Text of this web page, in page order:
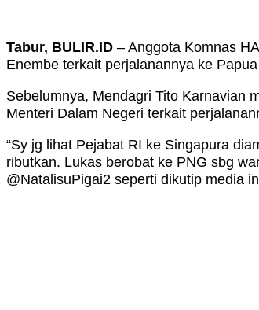
Tabur, BULIR.ID – Anggota Komnas
Enembe terkait perjalanannya ke
Sebelumnya, Mendagri Tito Karnavian
Menteri Dalam Negeri terkait
“Sy jg lihat Pejabat RI ke Singapura
ributkan. Lukas berobat ke PNG sbg
@NatalisuPigai2 seperti dikutip media